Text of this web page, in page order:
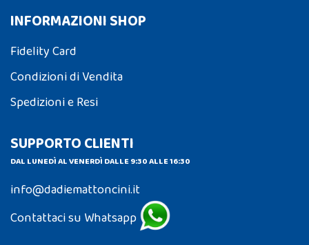
INFORMAZIONI SHOP
Fidelity Card
Condizioni di Vendita
Spedizioni e Resi
SUPPORTO CLIENTI
DAL LUNEDÌ AL VENERDÌ DALLE 9:30 ALLE 16:30
info@dadiemattoncini.it
Contattaci su Whatsapp